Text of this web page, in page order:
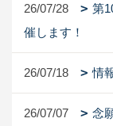
26/07/28
第
催します！
26/07/18 情
26/07/07
念